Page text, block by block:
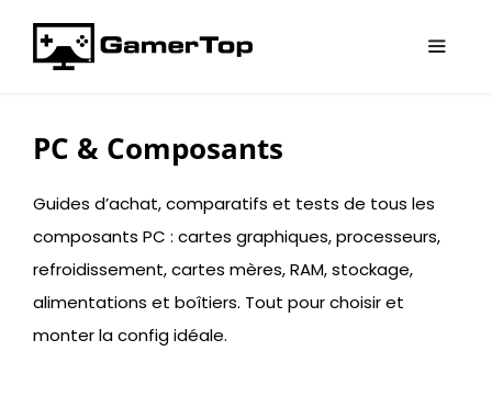
PC & Composants
Guides d’achat, comparatifs et tests de tous les
composants PC : cartes graphiques, processeurs,
refroidissement, cartes mères, RAM, stockage,
alimentations et boîtiers. Tout pour choisir et
monter la config idéale.